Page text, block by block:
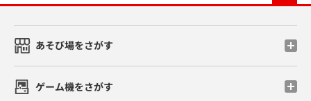
あそび場をさがす
ゲーム機をさがす